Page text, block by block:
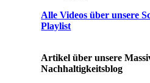
Alle Videos über unsere
Playlist
Artikel über unsere
Nachhaltigkeitsblog